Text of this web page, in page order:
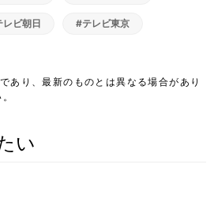
レビ朝日 #テレビ東京
あり、最新のものとは異なる場合があり
い